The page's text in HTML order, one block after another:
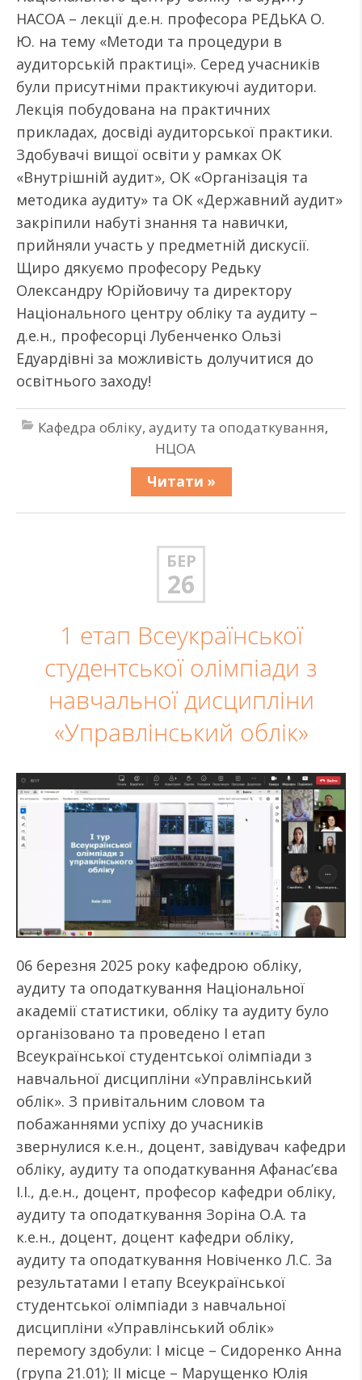
НАСОА – лекції д.е.н. професора РЕДЬКА О.
Ю. на тему «Методи та процедури в
аудиторській практиці». Серед учасників
були присутніми практикуючі аудитори.
Лекція побудована на практичних
прикладах, досвіді аудиторської практики.
Здобувачі вищої освіти у рамках ОК
«Внутрішній аудит», ОК «Організація та
методика аудиту» та ОК «Державний аудит»
закріпили набуті знання та навички,
прийняли участь у предметній дискусії.
Щиро дякуємо професору Редьку
Олександру Юрійовичу та директору
Національного центру обліку та аудиту –
д.е.н., професорці Лубенченко Ользі
Едуардівні за можливість долучитися до
освітнього заходу!
Кафедра обліку, аудиту та оподаткування,
НЦОА
Читати »
БЕР
26
1 етап Всеукраїнської
студентської олімпіади з
навчальної дисципліни
«Управлінський облік»
06 березня 2025 року кафедрою обліку,
аудиту та оподаткування Національної
академії статистики, обліку та аудиту було
організовано та проведено І етап
Всеукраїнської студентської олімпіади з
навчальної дисципліни «Управлінський
облік». З привітальним словом та
побажаннями успіху до учасників
звернулися к.е.н., доцент, завідувач кафедри
обліку, аудиту та оподаткування Афанас’єва
І.І., д.е.н., доцент, професор кафедри обліку,
аудиту та оподаткування Зоріна О.А. та
к.е.н., доцент, доцент кафедри обліку,
аудиту та оподаткування Новіченко Л.С. За
результатами І етапу Всеукраїнської
студентської олімпіади з навчальної
дисципліни «Управлінський облік»
перемогу здобули: І місце – Сидоренко Анна
(група 21.01); ІІ місце – Марущенко Юлія